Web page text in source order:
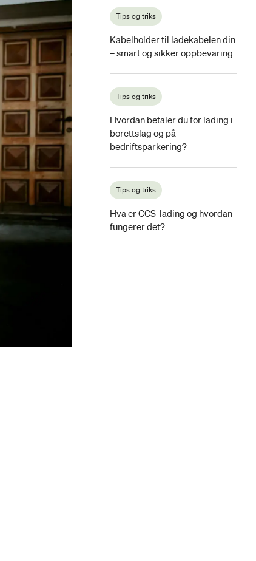
Tips og triks
Kabelholder til ladekabelen din
– smart og sikker oppbevaring
Tips og triks
Hvordan betaler du for lading i
borettslag og på
bedriftsparkering?
Tips og triks
Hva er CCS-lading og hvordan
fungerer det?